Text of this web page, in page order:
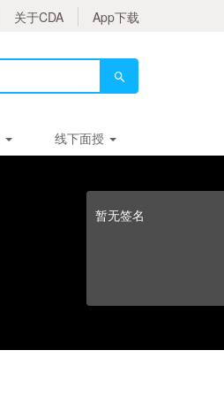
关于CDA App下载
线下面授
暂无签名